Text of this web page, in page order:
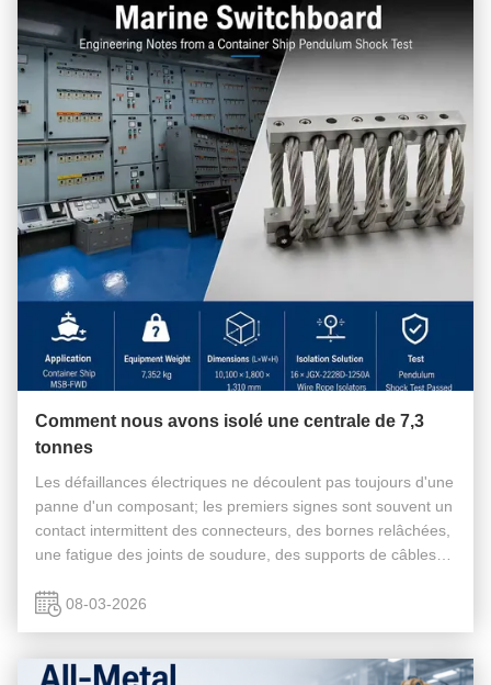
Comment nous avons isolé une centrale de 7,3
tonnes
Les défaillances électriques ne découlent pas toujours d'une
panne d'un composant; les premiers signes sont souvent un
contact intermittent des connecteurs, des bornes relâchées,
une fatigue des joints de soudure, des supports de câbles
sécurit...08-03-2026